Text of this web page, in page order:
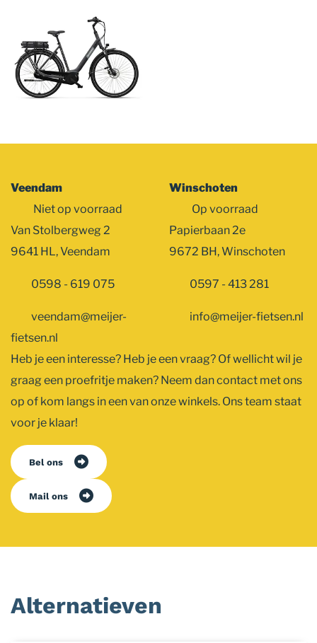
Veendam
Niet op voorraad
Van Stolbergweg 2
9641 HL, Veendam
0598 - 619 075
veendam@meijer-
fietsen.nl
Winschoten
Op voorraad
Papierbaan 2e
9672 BH, Winschoten
0597 - 413 281
info@meijer-fietsen.nl
Heb je een interesse? Heb je een vraag? Of wellicht wil je
graag een proefritje maken? Neem dan contact met ons
op of kom langs in een van onze winkels. Ons team staat
voor je klaar!
Bel ons
Mail ons
Alternatieven